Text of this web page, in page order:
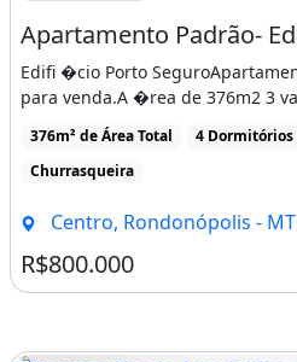
Apartamento Padrão-
Edifi �cio Porto
para venda.A �rea de 376m2 3
376m² de Área Total 4 Dormitórios
Churrasqueira
Centro, Rondonópolis - MT
R$800.000